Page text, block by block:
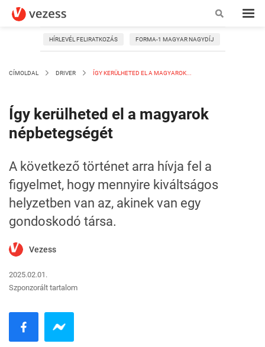
HÍRLEVÉL FELIRATKOZÁS FORMA-1 MAGYAR NAGYDÍJ
CÍMOLDAL DRIVER ÍGY KERÜLHETED EL A MAGYAROK...
Így kerülheted el a magyarok
népbetegségét
A következő történet arra hívja fel a
figyelmet, hogy mennyire kiváltságos
helyzetben van az, akinek van egy
gondoskodó társa.
Vezess
2025.02.01.
Szponzorált tartalom